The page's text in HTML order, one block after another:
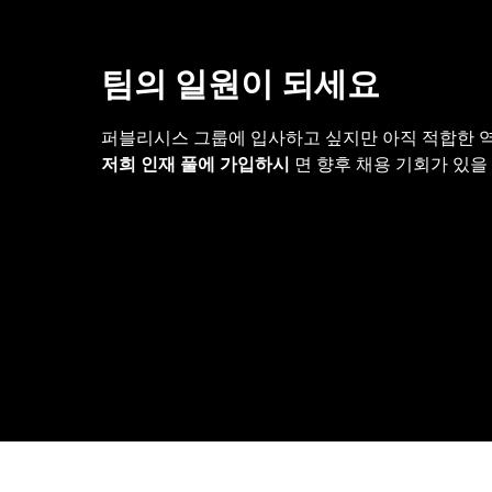
팀의 일원이 되세요
퍼블리시스 그룹에 입사하고 싶지만 아직 적합한
저희 인재 풀에 가입하시
면 향후 채용 기회가 있